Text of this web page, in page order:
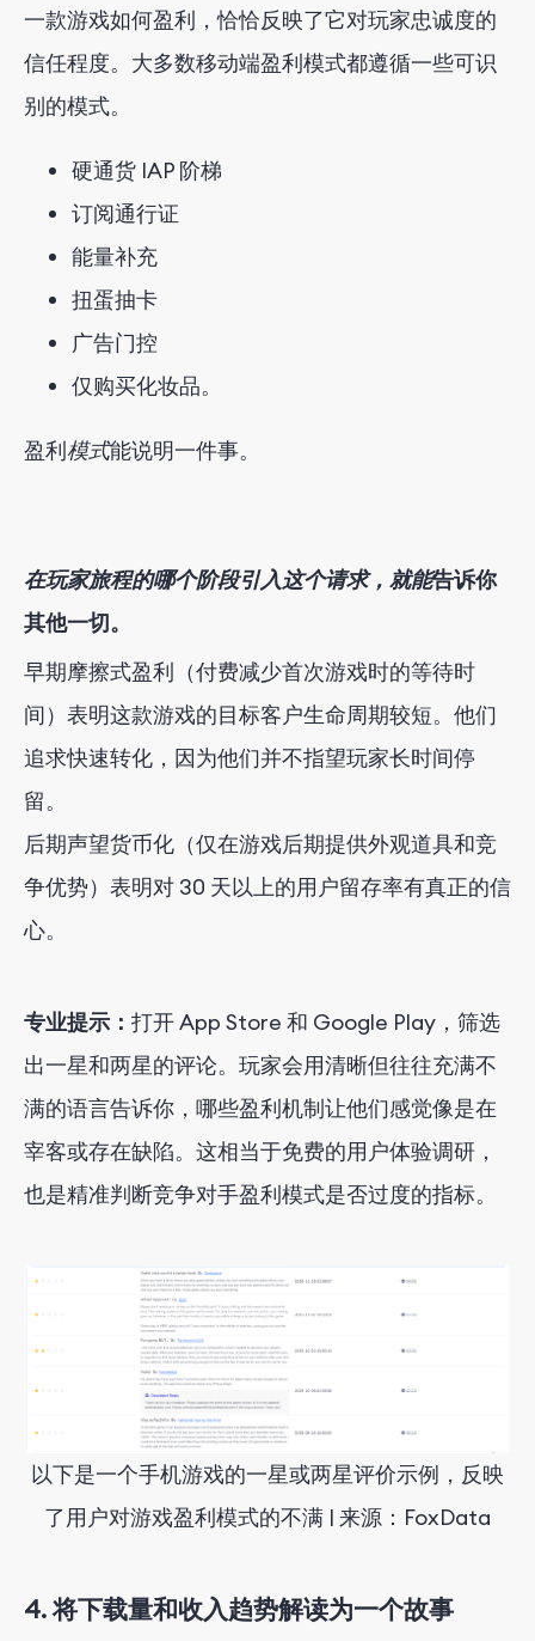
一款游戏如何盈利，恰恰反映了它对玩家忠诚度的
信任程度。大多数移动端盈利模式都遵循一些可识
别的模式。
硬通货 IAP 阶梯
订阅通行证
能量补充
扭蛋抽卡
广告门控
仅购买化妆品。
盈利模式能说明一件事。
在玩家旅程的哪个阶段引入这个请求，就能告诉你
其他一切。
早期摩擦式盈利（付费减少首次游戏时的等待时
间）表明这款游戏的目标客户生命周期较短。他们
追求快速转化，因为他们并不指望玩家长时间停
留。
后期声望货币化（仅在游戏后期提供外观道具和竞
争优势）表明对 30 天以上的用户留存率有真正的信
心。
专业提示： 打开 App Store 和 Google Play，筛选
出一星和两星的评论。玩家会用清晰但往往充满不
满的语言告诉你，哪些盈利机制让他们感觉像是在
宰客或存在缺陷。这相当于免费的用户体验调研，
也是精准判断竞争对手盈利模式是否过度的指标。
以下是一个手机游戏的一星或两星评价示例，反映
了用户对游戏盈利模式的不满 | 来源：FoxData
4. 将下载量和收入趋势解读为一个故事